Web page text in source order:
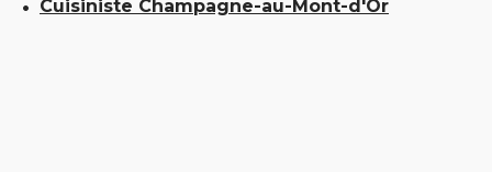
Cuisiniste Champagne-au-Mont-d'Or